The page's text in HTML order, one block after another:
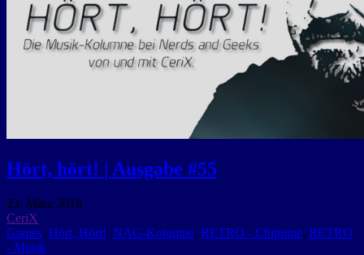
Hört, hört! | Ausgabe #55
23. März 2018
CeriX
Games, Hört, Hört!, NAG-Kolumne, RETRO - Chiptune, RETRO
- Musik